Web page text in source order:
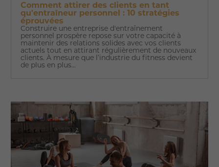
Comment attirer des clients en tant
qu'entraîneur personnel : 10 stratégies
éprouvées
Construire une entreprise d'entraînement
personnel prospère repose sur votre capacité à
maintenir des relations solides avec vos clients
actuels tout en attirant régulièrement de nouveaux
clients. À mesure que l’industrie du fitness devient
de plus en plus...